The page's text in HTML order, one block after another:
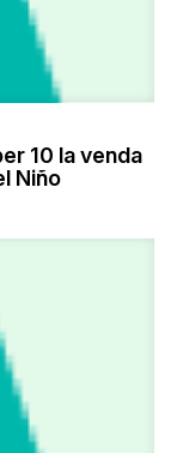
10 la venda
Niño